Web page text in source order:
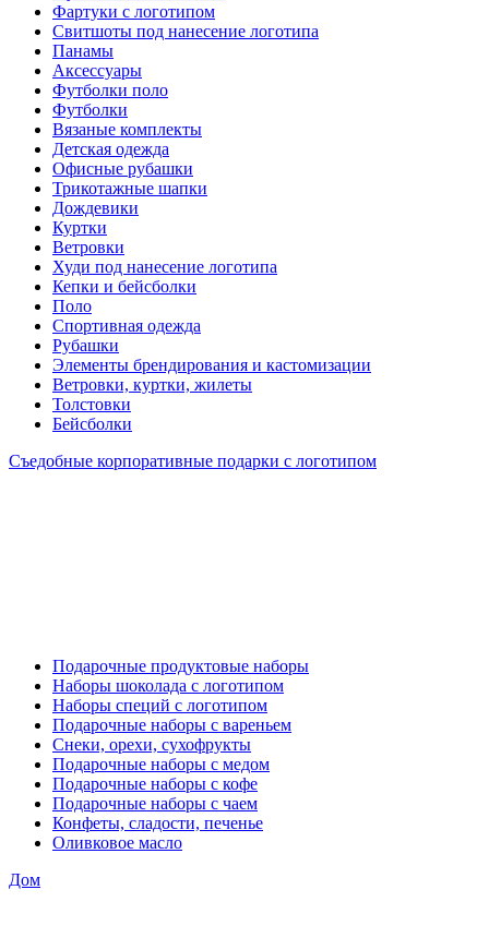
Фартуки с логотипом
Свитшоты под нанесение логотипа
Панамы
Аксессуары
Футболки поло
Футболки
Вязаные комплекты
Детская одежда
Офисные рубашки
Трикотажные шапки
Дождевики
Куртки
Ветровки
Худи под нанесение логотипа
Кепки и бейсболки
Поло
Спортивная одежда
Рубашки
Элементы брендирования и кастомизации
Ветровки, куртки, жилеты
Толстовки
Бейсболки
Съедобные корпоративные подарки с логотипом
Подарочные продуктовые наборы
Наборы шоколада с логотипом
Наборы специй с логотипом
Подарочные наборы с вареньем
Снеки, орехи, сухофрукты
Подарочные наборы с медом
Подарочные наборы с кофе
Подарочные наборы с чаем
Конфеты, сладости, печенье
Оливковое масло
Дом